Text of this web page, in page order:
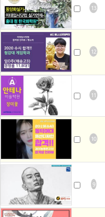
13
12
11
10
9